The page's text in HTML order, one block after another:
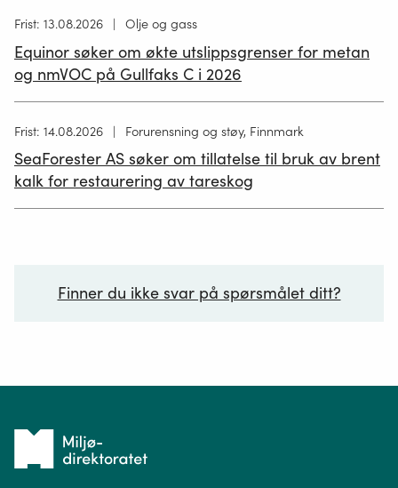
Høring
02.07.2026
Frist: 13.08.2026 Olje og gass
Equinor søker om økte utslippsgrenser for metan
og nmVOC på Gullfaks C i 2026
Høring
19.06.2026
Frist: 14.08.2026 Forurensning og støy, Finnmark
SeaForester AS søker om tillatelse til bruk av brent
kalk for restaurering av tareskog
Finner du ikke svar på spørsmålet ditt?
Tilbake